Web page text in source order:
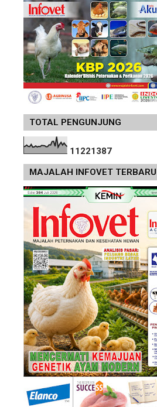
TOTAL PENGUNJUNG
11221387
MAJALAH INFOVET TERBARU